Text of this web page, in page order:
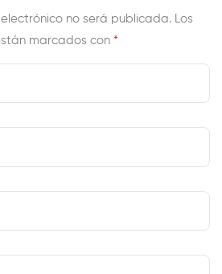
Than His
Guidance Which
Have A Proper-
electrónico no será publicada.
Los
marcados con *